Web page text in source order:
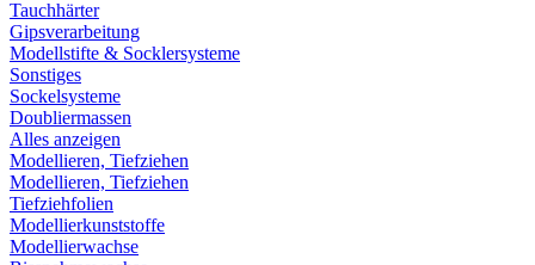
Tauchhärter
Gipsverarbeitung
Modellstifte & Socklersysteme
Sonstiges
Sockelsysteme
Doubliermassen
Alles anzeigen
Modellieren, Tiefziehen
Modellieren, Tiefziehen
Tiefziehfolien
Modellierkunststoffe
Modellierwachse